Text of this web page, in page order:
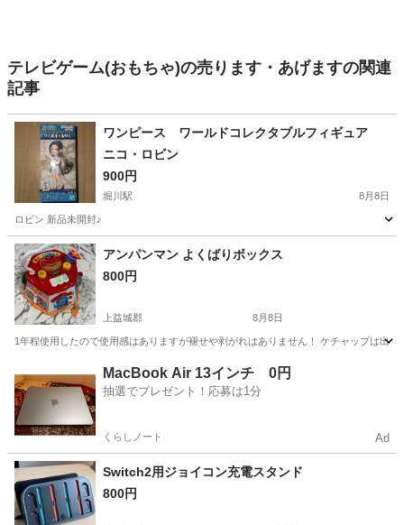
テレビゲーム(おもちゃ)の売ります・あげますの関連
記事
ワンピース ワールドコレクタブルフィギュア
ニコ・ロビン
900円
堀川駅 8月8日
ロビン 新品未開封♪
熊本 熊本市 堀川駅 フィギュア ロビン
アンパンマン よくばりボックス
800円
上益城郡 8月8日
1年程使用したので使用感はありますが褪せや剥がれはありません！ ケチャップは出
おもちゃ
MacBook Air 13インチ 0円
抽選でプレゼント！応募は1分
くらしノート Ad
Switch2用ジョイコン充電スタンド
800円